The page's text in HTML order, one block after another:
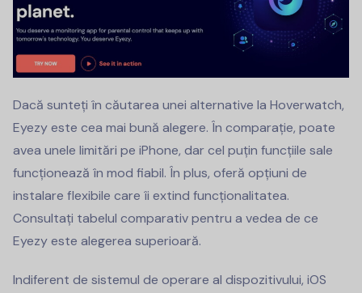
Dacă sunteți în căutarea unei alternative la Hoverwatch,
Eyezy este cea mai bună alegere. În comparație, poate
avea unele limitări pe iPhone, dar cel puțin funcțiile sale
funcționează în mod fiabil. În plus, oferă opțiuni de
instalare flexibile care îi extind funcționalitatea.
Consultați tabelul comparativ pentru a vedea de ce
Eyezy este alegerea superioară.
Indiferent de sistemul de operare al dispozitivului, iOS